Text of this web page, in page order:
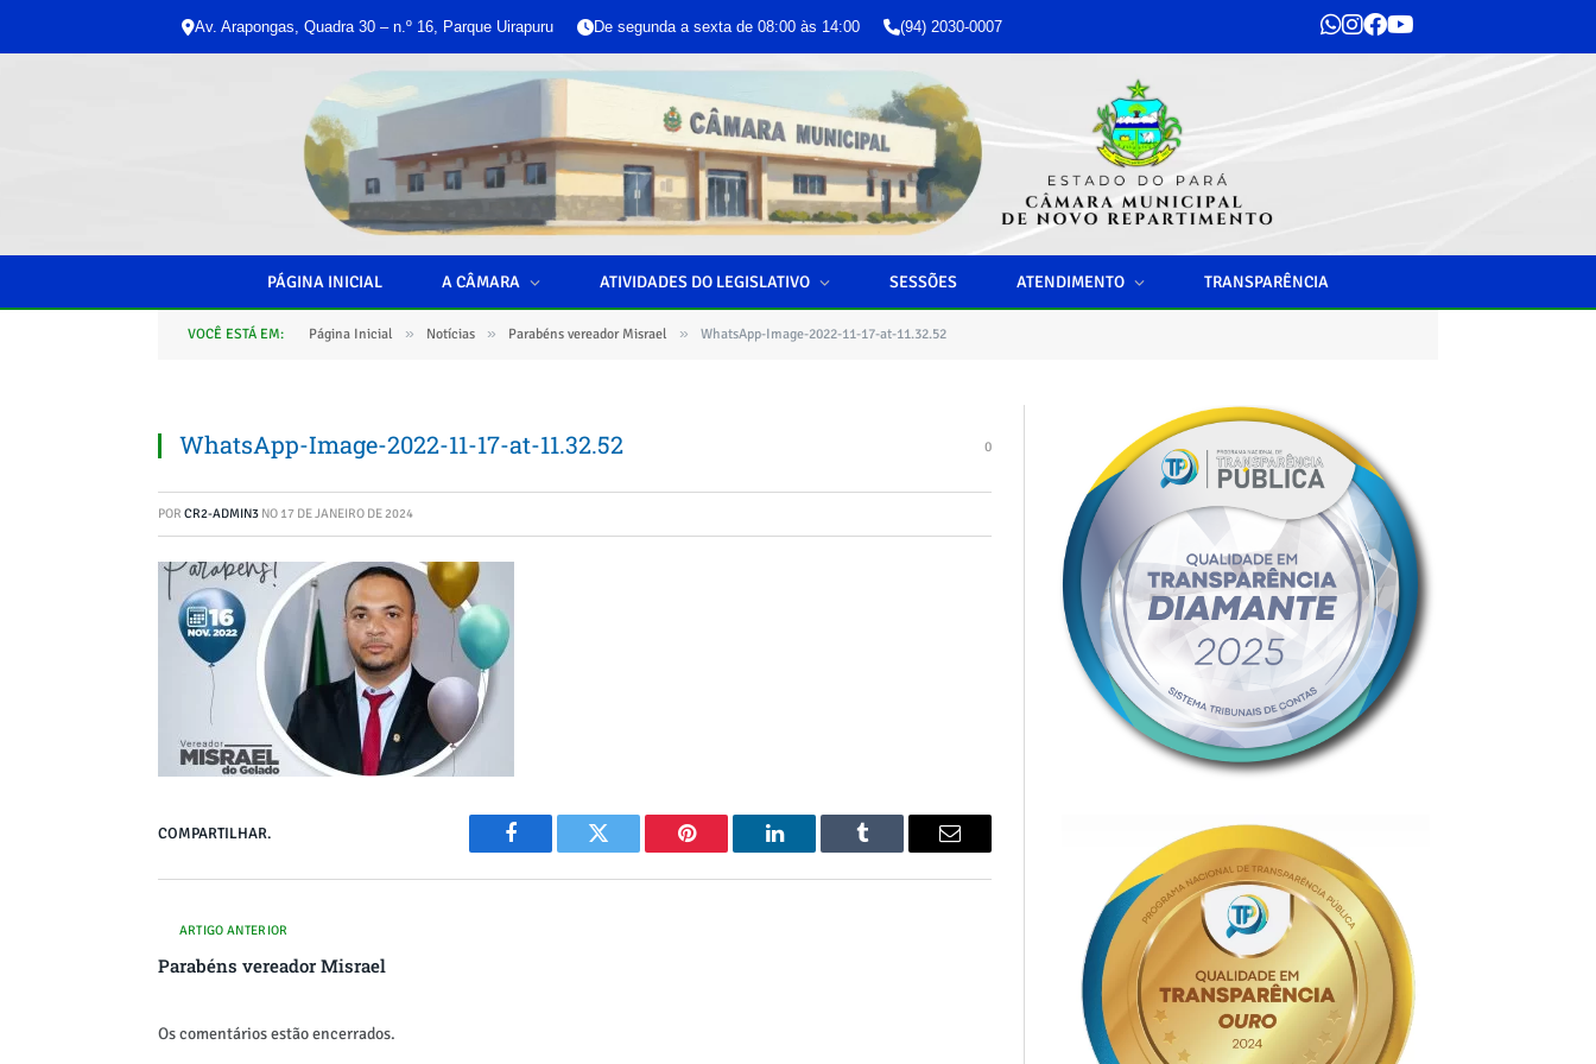
Av. Arapongas, Quadra 30 – n.º 16, Parque Uirapuru De segunda a sexta de 08:00 às 14:00 (94) 2030-0007
PÁGINA INICIAL A CÂMARA ATIVIDADES DO LEGISLATIVO SESSÕES ATENDIMENTO TRANSPARÊNCIA
VOCÊ ESTÁ EM: Página Inicial » Notícias » Parabéns vereador Misrael » WhatsApp-Image-2022-11-17-at-11.32.52
WhatsApp-Image-2022-11-17-at-11.32.52 0
POR CR2-ADMIN3 NO 17 DE JANEIRO DE 2024
COMPARTILHAR.
Facebook Twitter Pinterest
O
Tumblr
E-
ARTIGO ANTERIOR
Parabéns vereador Misrael
Os comentários estão encerrados.